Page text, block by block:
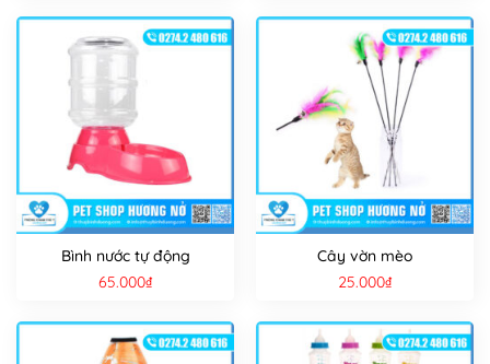
Bình nước tự động
65.000₫
Cây vờn mèo
25.000₫